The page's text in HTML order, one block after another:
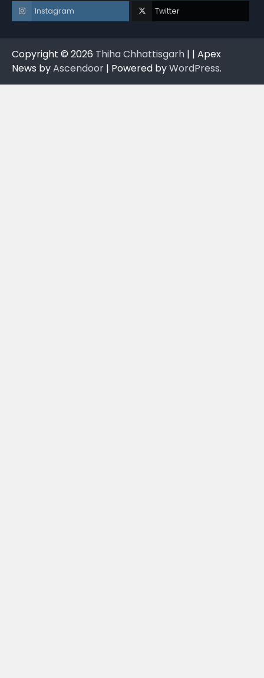
Instagram Twitter
Copyright © 2026 Thiha Chhattisgarh | | Apex
News byAscendoor | Powered byWordPress.